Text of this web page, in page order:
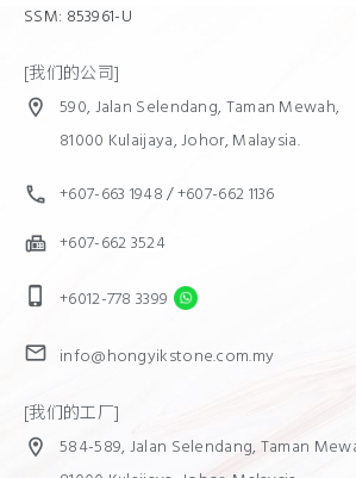
SSM: 853961-U
[我们的公司]
location_on
590, Jalan Selendang, Taman Mewah,
81000 Kulaijaya, Johor, Malaysia.
call +607-663 1948/+607-662 1136
fax +607-662 3524
phone_iphone +6012-778 3399
mail info@hongyikstone.com.my
[我们的工厂]
location_on
584-589, Jalan Selendang, Taman